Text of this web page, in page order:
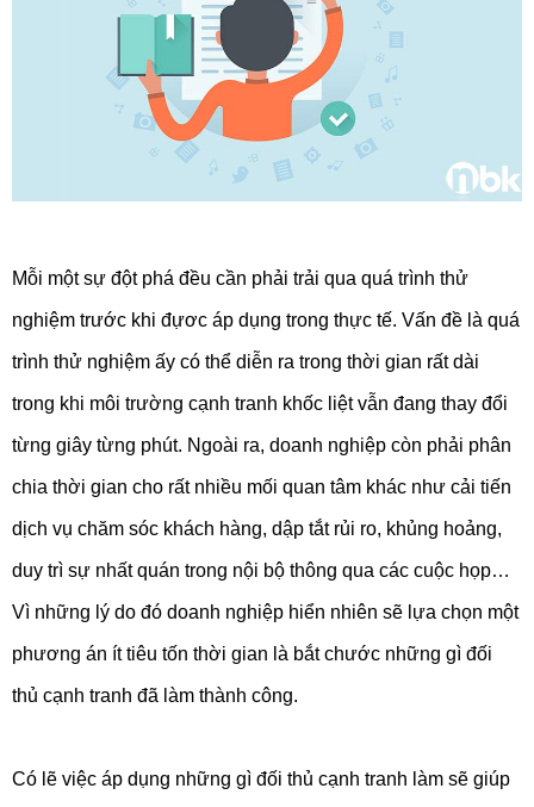
Mỗi một sự đột phá đều cần phải trải qua quá trình thử
nghiệm trước khi đựơc áp dụng trong thực tế. Vấn đề là quá
trình thử nghiệm ấy có thể diễn ra trong thời gian rất dài
trong khi môi trường cạnh tranh khốc liệt vẫn đang thay đổi
từng giây từng phút. Ngoài ra, doanh nghiệp còn phải phân
chia thời gian cho rất nhiều mối quan tâm khác như cải tiến
dịch vụ chăm sóc khách hàng, dập tắt rủi ro, khủng hoảng,
duy trì sự nhất quán trong nội bộ thông qua các cuộc họp…
Vì những lý do đó doanh nghiệp hiển nhiên sẽ lựa chọn một
phương án ít tiêu tốn thời gian là bắt chước những gì đối
thủ cạnh tranh đã làm thành công.
Có lẽ việc áp dụng những gì đối thủ cạnh tranh làm sẽ giúp